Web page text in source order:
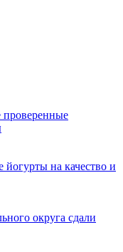
проверенные
на качество и
округа сдали